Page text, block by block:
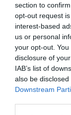
section to
opt-out request
interest-based
us or personal
your opt-out.
disclosure of
IAB’s list of
also be
Downstream
https://
by=officialtamta
RELATED